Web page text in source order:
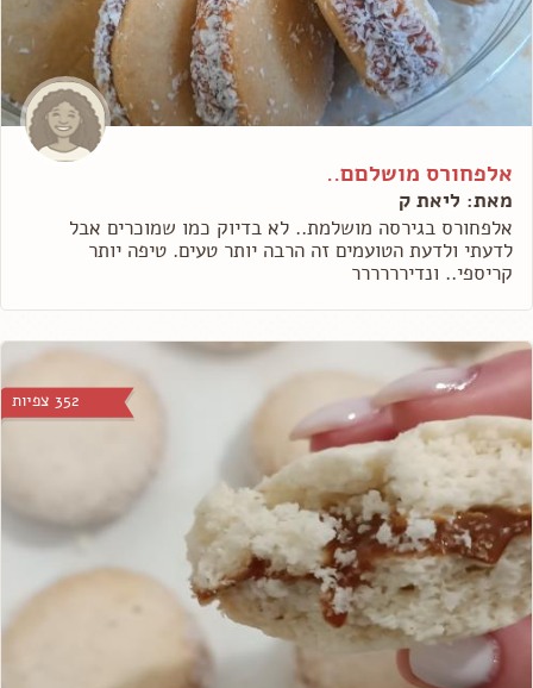
אלפחורס מושלםם..
מאת: ליאת ק
אלפחורס בגירסה מושלמת.. לא בדיוק כמו שמוכרים אבל
לדעתי ולדעת הטועמים זה הרבה יותר טעים. טיפה יותר
קריספי.. ונדירררררר
352 צפיות